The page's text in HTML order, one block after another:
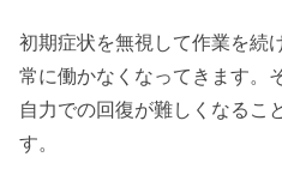
初期症状を無視して作業を続
常に働かなくなってきます。
自力での回復が難しくなるこ
す。